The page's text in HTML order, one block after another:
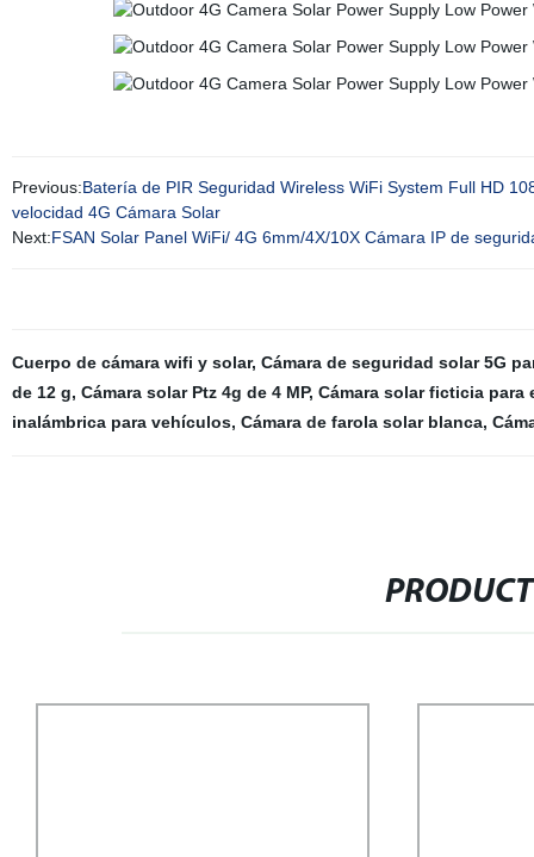
Previous:Batería de PIR Seguridad Wireless WiFi System Full HD
velocidad 4G Cámara Solar
Next:FSAN Solar Panel WiFi/ 4G 6mm/4X/10X Cámara IP de
Cuerpo de cámara wifi y solar, Cámara de seguridad solar 5G
de 12 g, Cámara solar Ptz 4g de 4 MP, Cámara solar ficticia para
inalámbrica para vehículos, Cámara de farola solar blanca,